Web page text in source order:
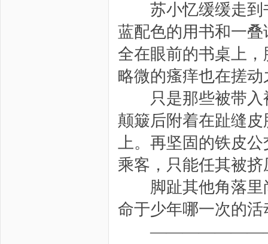
苏小忆缓缓走到
蓝配色的用书和一
全在眼前的书桌上
略微的瘙痒也在搓
只是那些被带入
颠簸后附着在趾缝
上。再坚固的铁皮
乘客，只能任其被
脚趾其他角落里
命于少年哪一次的活